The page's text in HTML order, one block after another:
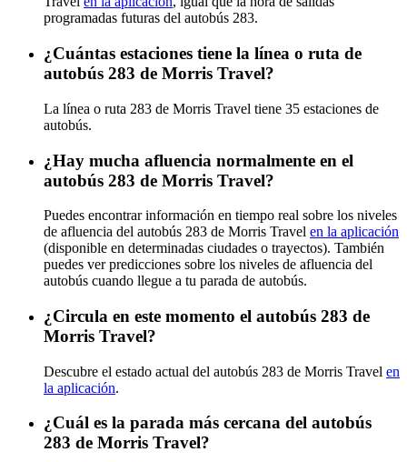
programadas futuras del autobús 283.
¿Cuántas estaciones tiene la línea o ruta de
autobús 283 de Morris Travel?
La línea o ruta 283 de Morris Travel tiene 35 estaciones de
autobús.
¿Hay mucha afluencia normalmente en el
autobús 283 de Morris Travel?
Puedes encontrar información en tiempo real sobre los niveles
de afluencia del autobús 283 de Morris Travel en la aplicación
(disponible en determinadas ciudades o trayectos). También
puedes ver predicciones sobre los niveles de afluencia del
autobús cuando llegue a tu parada de autobús.
¿Circula en este momento el autobús 283 de
Morris Travel?
Descubre el estado actual del autobús 283 de Morris Travel en
la aplicación.
¿Cuál es la parada más cercana del autobús
283 de Morris Travel?